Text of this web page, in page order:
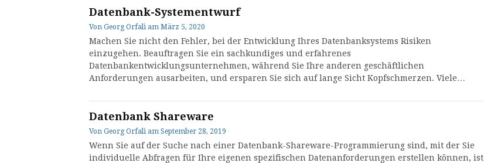
Datenbank-Systementwurf
Von Georg Orfali am März 5, 2020
Machen Sie nicht den Fehler, bei der Entwicklung Ihres Datenbanksystems Risiken
einzugehen. Beauftragen Sie ein sachkundiges und erfahrenes
Datenbankentwicklungsunternehmen, während Sie Ihre anderen geschäftlichen
Anforderungen ausarbeiten, und ersparen Sie sich auf lange Sicht Kopfschmerzen. Viele…
Datenbank Shareware
Von Georg Orfali am September 28, 2019
Wenn Sie auf der Suche nach einer Datenbank-Shareware-Programmierung sind, mit der Sie
individuelle Abfragen für Ihre eigenen spezifischen Datenanforderungen erstellen können, ist